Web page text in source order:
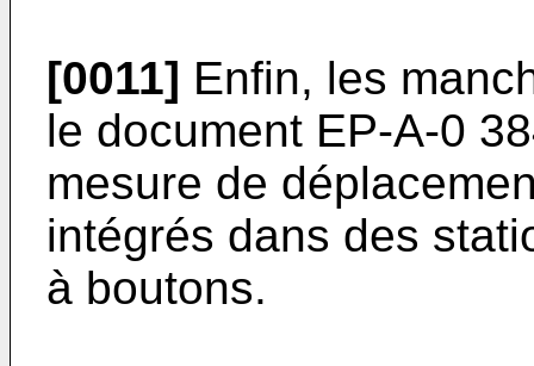
[0011] Enfin, les
le document EP-A-0
mesure de
intégrés dans des
à boutons.